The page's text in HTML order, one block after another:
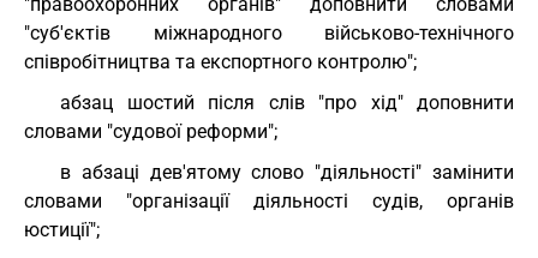
"суб'єктів міжнародного військово-технічного
співробітництва та експортного контролю";
абзац шостий після слів "про хід" доповнити
словами "судової реформи";
в абзаці дев'ятому слово "діяльності" замінити
словами "організації діяльності судів, органів
юстиції";